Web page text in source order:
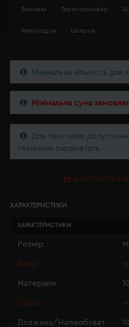
Вишивка Термотрансфер
Флексодрук Шеврон
Мінімальна кількість для
Мінімальна сума
Для текстилю допустиме
технічних параметрів.
ЗАПРОСИТИ
ХАРАКТЕРИСТИКИ
ХАРАКТЕРИСТИКИ
Розмір M
Колір
Матеріали
Стать
Довжина/Напівобхват